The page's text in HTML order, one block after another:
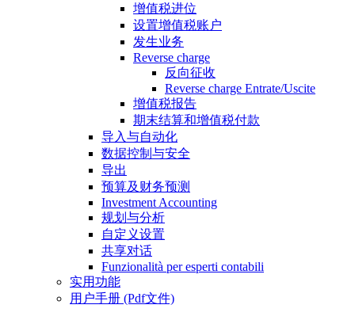
增值税进位
设置增值税账户
发生业务
Reverse charge
反向征收
Reverse charge Entrate/Uscite
增值税报告
期末结算和增值税付款
导入与自动化
数据控制与安全
导出
预算及财务预测
Investment Accounting
规划与分析
自定义设置
共享对话
Funzionalità per esperti contabili
实用功能
用户手册 (Pdf文件)